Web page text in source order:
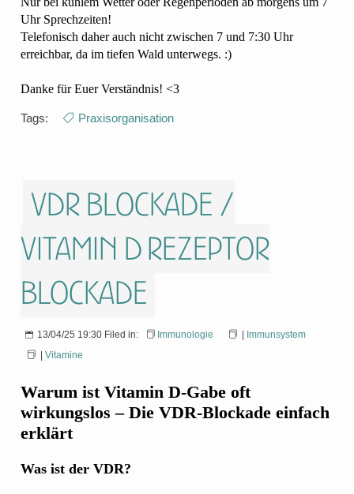
Uhr Sprechzeiten!
Telefonisch daher auch nicht zwischen 7 und 7:30 Uhr
erreichbar, da im tiefen Wald unterwegs. :)
Danke für Euer Verständnis! <3
Tags: Praxisorganisation
VDR Blockade /
Vitamin D Rezeptor
Blockade
13/04/25 19:30 Filed in: Immunologie | Immunsystem
| Vitamine
Warum ist Vitamin D-Gabe oft
wirkungslos – Die VDR-Blockade einfach
erklärt
Was ist der VDR?